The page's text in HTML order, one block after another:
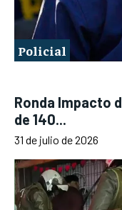
Policial
Ronda Impacto
de 140...
31 de julio de 2026